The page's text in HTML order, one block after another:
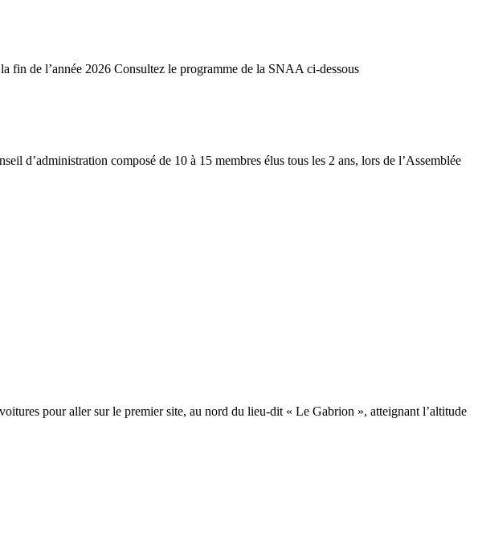
fin de l’année 2026 Consultez le programme de la SNAA ci-dessous
d’administration composé de 10 à 15 membres élus tous les 2 ans, lors de l’Assemblée
pour aller sur le premier site, au nord du lieu-dit « Le Gabrion », atteignant l’altitude